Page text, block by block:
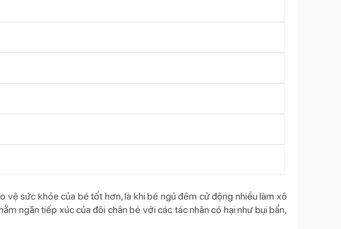
vệ sức khỏe của bé tốt hơn, là khi bé ngủ đêm cử động nhiều làm xô
ngăn tiếp xúc của đôi chân bé với các tác nhân có hại như bụi bẩn,